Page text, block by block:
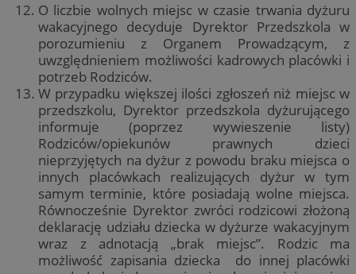
O liczbie wolnych miejsc w czasie trwania dyżuru
wakacyjnego decyduje Dyrektor Przedszkola w
porozumieniu z Organem Prowadzącym, z
uwzględnieniem możliwości kadrowych placówki i
potrzeb Rodziców.
W przypadku większej ilości zgłoszeń niż miejsc w
przedszkolu, Dyrektor przedszkola dyżurującego
informuje (poprzez wywieszenie listy)
Rodziców/opiekunów prawnych dzieci
nieprzyjętych na dyżur z powodu braku miejsca o
innych placówkach realizujących dyżur w tym
samym terminie, które posiadają wolne miejsca.
Równocześnie Dyrektor zwróci rodzicowi złożoną
deklarację udziału dziecka w dyżurze wakacyjnym
wraz z adnotacją „brak miejsc”. Rodzic ma
możliwość zapisania dziecka do innej placówki